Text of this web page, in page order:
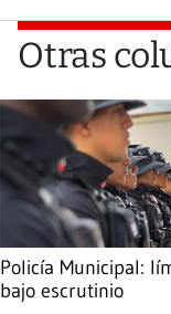
Otras
Policía Municipal:
bajo escrutinio